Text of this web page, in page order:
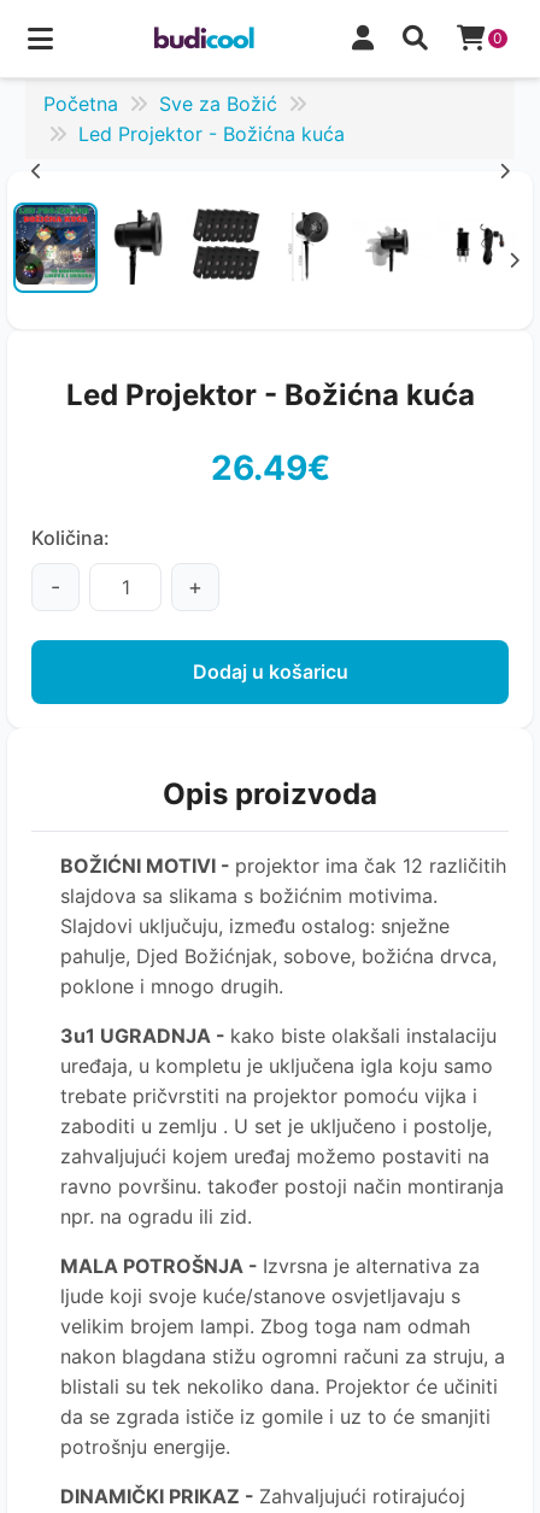
0
Početna
Sve za Božić
Led Projektor - Božićna kuća
Led Projektor - Božićna kuća
26.49€
Količina:
- +
Dodaj u košaricu
Opis proizvoda
BOŽIĆNI MOTIVI - projektor ima čak 12 različitih
slajdova sa slikama s božićnim motivima.
Slajdovi uključuju, između ostalog: snježne
pahulje, Djed Božićnjak, sobove, božićna drvca,
poklone i mnogo drugih.
3u1 UGRADNJA - kako biste olakšali instalaciju
uređaja, u kompletu je uključena igla koju samo
trebate pričvrstiti na projektor pomoću vijka i
zaboditi u zemlju . U set je uključeno i postolje,
zahvaljujući kojem uređaj možemo postaviti na
ravno površinu. također postoji način montiranja
npr. na ogradu ili zid.
MALA POTROŠNJA - Izvrsna je alternativa za
ljude koji svoje kuće/stanove osvjetljavaju s
velikim brojem lampi. Zbog toga nam odmah
nakon blagdana stižu ogromni računi za struju, a
blistali su tek nekoliko dana. Projektor će učiniti
da se zgrada ističe iz gomile i uz to će smanjiti
potrošnju energije.
DINAMIČKI PRIKAZ - Zahvaljujući rotirajućoj